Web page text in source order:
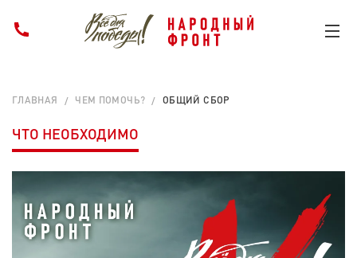
ГЛАВНАЯ ЧЕМ ПОМОЧЬ? ОБЩИЙ СБОР
ЧТО НЕОБХОДИМО